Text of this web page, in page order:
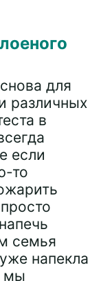
для
различных
в
если
то
семья
напекла
мы